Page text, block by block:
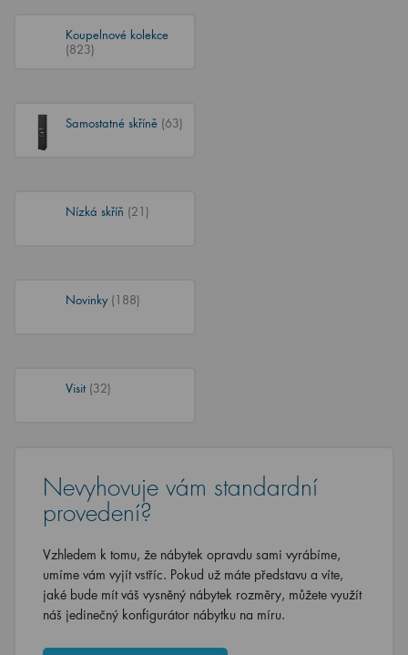
Koupelnové kolekce
(823)
Samostatné skříně (63)
Nízká skříň (21)
Novinky (188)
Visit (32)
Nevyhovuje vám standardní
provedení?
Vzhledem k tomu, že nábytek opravdu sami vyrábíme,
umíme vám vyjít vstříc. Pokud už máte představu a víte,
jaké bude mít váš vysněný nábytek rozměry, můžete využít
náš jedinečný konfigurátor nábytku na míru.